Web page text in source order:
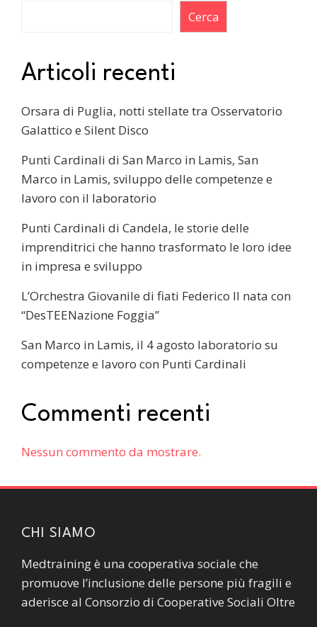
Cerca
Articoli recenti
Orsara di Puglia, notti stellate tra Osservatorio
Galattico e Silent Disco
Punti Cardinali di San Marco in Lamis, San
Marco in Lamis, sviluppo delle competenze e
lavoro con il laboratorio
Punti Cardinali di Candela, le storie delle
imprenditrici che hanno trasformato le loro idee
in impresa e sviluppo
L’Orchestra Giovanile di fiati Federico II nata con
“DesTEENazione Foggia”
San Marco in Lamis, il 4 agosto laboratorio su
competenze e lavoro con Punti Cardinali
Commenti recenti
Nessun commento da mostrare.
CHI SIAMO
Medtraining è una cooperativa sociale che
promuove l’inclusione delle persone più fragili e
aderisce al Consorzio di Cooperative Sociali Oltre